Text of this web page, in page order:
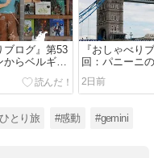
ブログ』第53
からベルギー
トン駅の感動
を救う神対
トに舌鼓
『おしゃべり
回：パニーニ
下鉄逆走ハプ
きセントパン
ナーレ
2日前
とり旅 #感動 #gemini